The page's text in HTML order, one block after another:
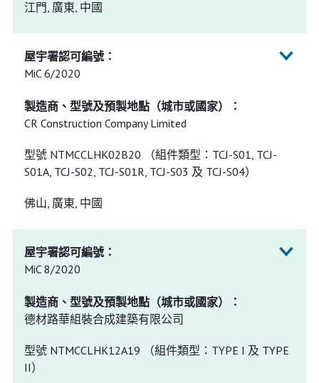
江門, 廣東, 中國
MiC 6/2020
CR Construction Company Limited
型號 NTMCCLHK02B20 （組件類型：TCJ-S01, TCJ-
S01A, TCJ-S02, TCJ-S01R, TCJ-S03 及 TCJ-S04）
佛山, 廣東, 中國
MiC 8/2020
德材路華組裝合成建築有限公司
型號 NTMCCLHK12A19 （組件類型：TYPE I 及 TYPE
II）